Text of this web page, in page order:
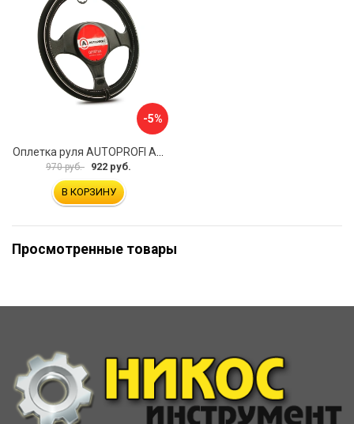
-5%
970 руб. 922 руб.
В КОРЗИНУ
Просмотренные товары